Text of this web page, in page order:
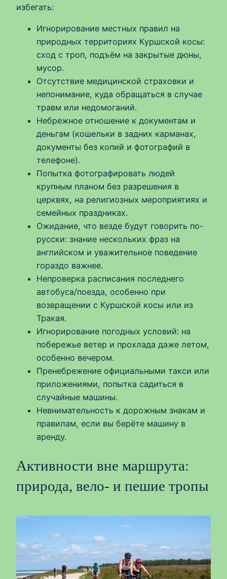
избегать:
Игнорирование местных правил на
природных территориях Куршской косы:
сход с троп, подъём на закрытые дюны,
мусор.
Отсутствие медицинской страховки и
непонимание, куда обращаться в случае
травм или недомоганий.
Небрежное отношение к документам и
деньгам (кошельки в задних карманах,
документы без копий и фотографий в
телефоне).
Попытка фотографировать людей
крупным планом без разрешения в
церквях, на религиозных мероприятиях и
семейных праздниках.
Ожидание, что везде будут говорить по-
русски: знание нескольких фраз на
английском и уважительное поведение
гораздо важнее.
Непроверка расписания последнего
автобуса/поезда, особенно при
возвращении с Куршской косы или из
Тракая.
Игнорирование погодных условий: на
побережье ветер и прохлада даже летом,
особенно вечером.
Пренебрежение официальными такси или
приложениями, попытка садиться в
случайные машины.
Невнимательность к дорожным знакам и
правилам, если вы берёте машину в
аренду.
Активности вне маршрута:
природа, вело- и пешие тропы